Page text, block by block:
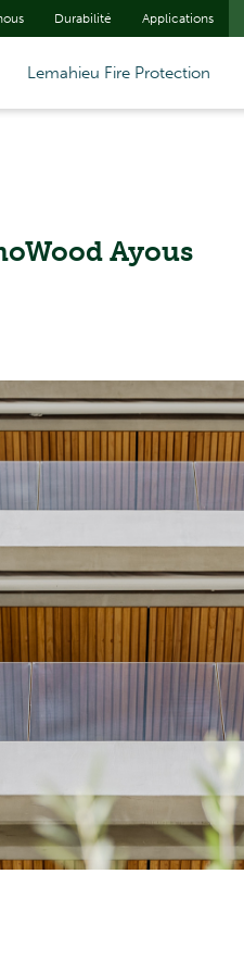
Durabilité Applications
Lemahieu Fire Protection
Ayous